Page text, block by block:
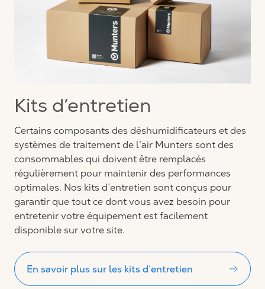
Kits d’entretien
Certains composants des déshumidificateurs et des
systèmes de traitement de l’air Munters sont des
consommables qui doivent être remplacés
régulièrement pour maintenir des performances
optimales. Nos kits d’entretien sont conçus pour
garantir que tout ce dont vous avez besoin pour
entretenir votre équipement est facilement
disponible sur votre site.
En savoir plus sur les kits d’entretien